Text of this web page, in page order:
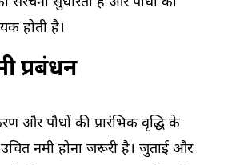
होती है।
प्रबंधन
और पौधों की प्रारंभिक वृद्धि के
नमी होना जरूरी है। जुताई और